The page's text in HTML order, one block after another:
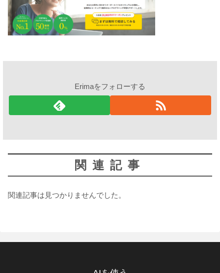
Erimaをフォローする
関連記事
関連記事は見つかりませんでした。